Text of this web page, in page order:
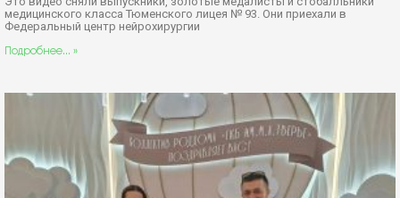
медицинского класса Тюменского лицея № 93. Они приехали в
Федеральный центр нейрохирургии
Подробнее... »